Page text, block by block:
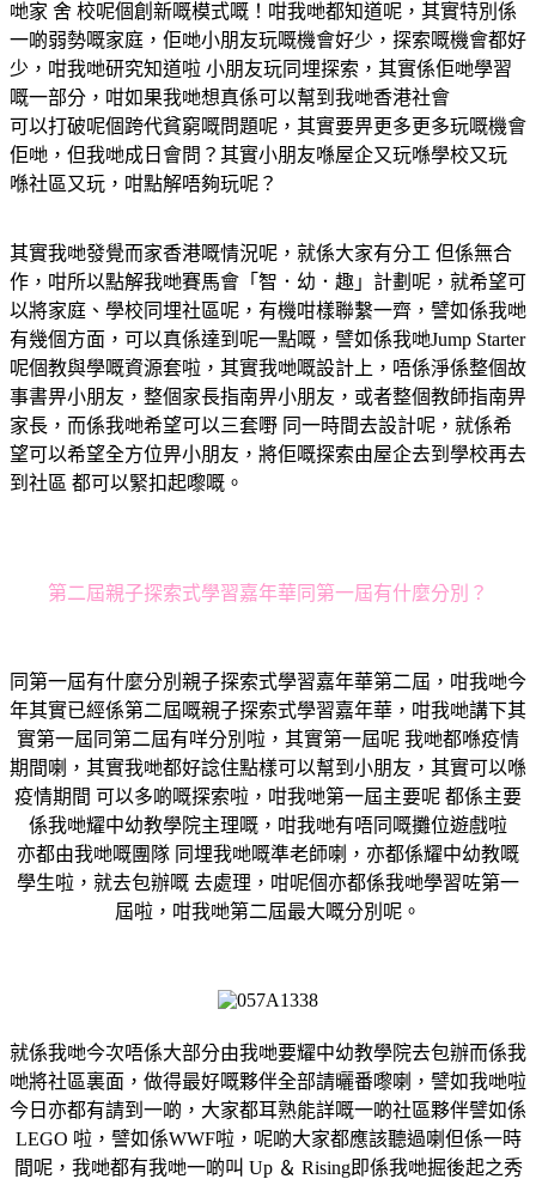
哋家 舍 校呢個創新嘅模式嘅！咁我哋都知道呢，其實特別係
一啲弱勢嘅家庭，佢哋小朋友玩嘅機會好少，探索嘅機會都好
少，咁我哋研究知道啦 小朋友玩同埋探索，其實係佢哋學習
嘅一部分，咁如果我哋想真係可以幫到我哋香港社會
可以打破呢個跨代貧窮嘅問題呢，其實要畀更多更多玩嘅機會
佢哋，但我哋成日會問？其實小朋友喺屋企又玩喺學校又玩
喺社區又玩，咁點解唔夠玩呢？
其實我哋發覺而家香港嘅情況呢，就係大家有分工 但係無合
作，咁所以點解我哋賽馬會「智．幼．趣」計劃呢，就希望可
以將家庭、學校同埋社區呢，有機咁樣聯繫一齊，譬如係我哋
有幾個方面，可以真係達到呢一點嘅，譬如係我哋Jump Starter
呢個教與學嘅資源套啦，其實我哋嘅設計上，唔係淨係整個故
事書畀小朋友，整個家長指南畀小朋友，或者整個教師指南畀
家長，而係我哋希望可以三套嘢 同一時間去設計呢，就係希
望可以希望全方位畀小朋友，將佢嘅探索由屋企去到學校再去
到社區 都可以緊扣起嚟嘅。
第二屆親子探索式學習嘉年華同第一屆有什麼分別？
同第一屆有什麼分別親子探索式學習嘉年華第二屆，咁我哋今
年其實已經係第二屆嘅親子探索式學習嘉年華，咁我哋講下其
實第一屆同第二屆有咩分別啦，其實第一屆呢 我哋都喺疫情
期間喇，其實我哋都好諗住點樣可以幫到小朋友，其實可以喺
疫情期間 可以多啲嘅探索啦，咁我哋第一屆主要呢 都係主要
係我哋耀中幼教學院主理嘅，咁我哋有唔同嘅攤位遊戲啦
亦都由我哋嘅團隊 同埋我哋嘅準老師喇，亦都係耀中幼教嘅
學生啦，就去包辦嘅 去處理，咁呢個亦都係我哋學習咗第一
屆啦，咁我哋第二屆最大嘅分別呢。
就係我哋今次唔係大部分由我哋要耀中幼教學院去包辦而係我
哋將社區裏面，做得最好嘅夥伴全部請曬番嚟喇，譬如我哋啦
今日亦都有請到一啲，大家都耳熟能詳嘅一啲社區夥伴譬如係
LEGO 啦，譬如係WWF啦，呢啲大家都應該聽過喇但係一時
間呢，我哋都有我哋一啲叫 Up ＆ Rising即係我哋掘後起之秀